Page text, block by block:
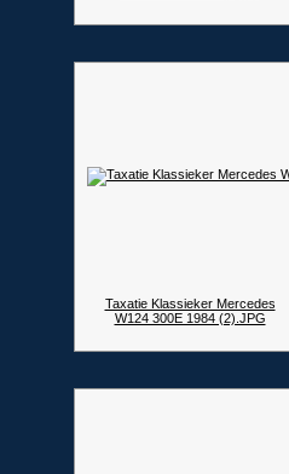
Taxatie Klassieker Mercedes
W124 300E 1984 (2).JPG